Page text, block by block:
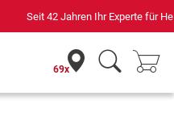
für Heimfitness
69x